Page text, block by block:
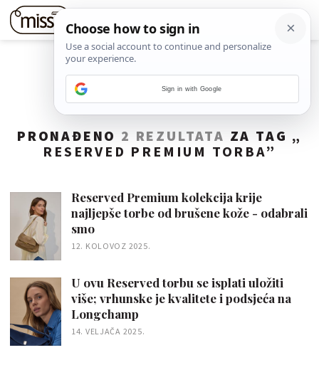
PRONAĐENO 2 REZULTATA ZA TAG „
RESERVED PREMIUM TORBA”
Reserved Premium kolekcija krije
najljepše torbe od brušene kože - odabrali
smo
12. KOLOVOZ 2025.
U ovu Reserved torbu se isplati uložiti
više; vrhunske je kvalitete i podsjeća na
Longchamp
14. VELJAČA 2025.
Sign in with Google